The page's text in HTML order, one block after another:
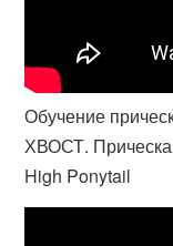
Обучение
ХВОСТ.
High Ponytail